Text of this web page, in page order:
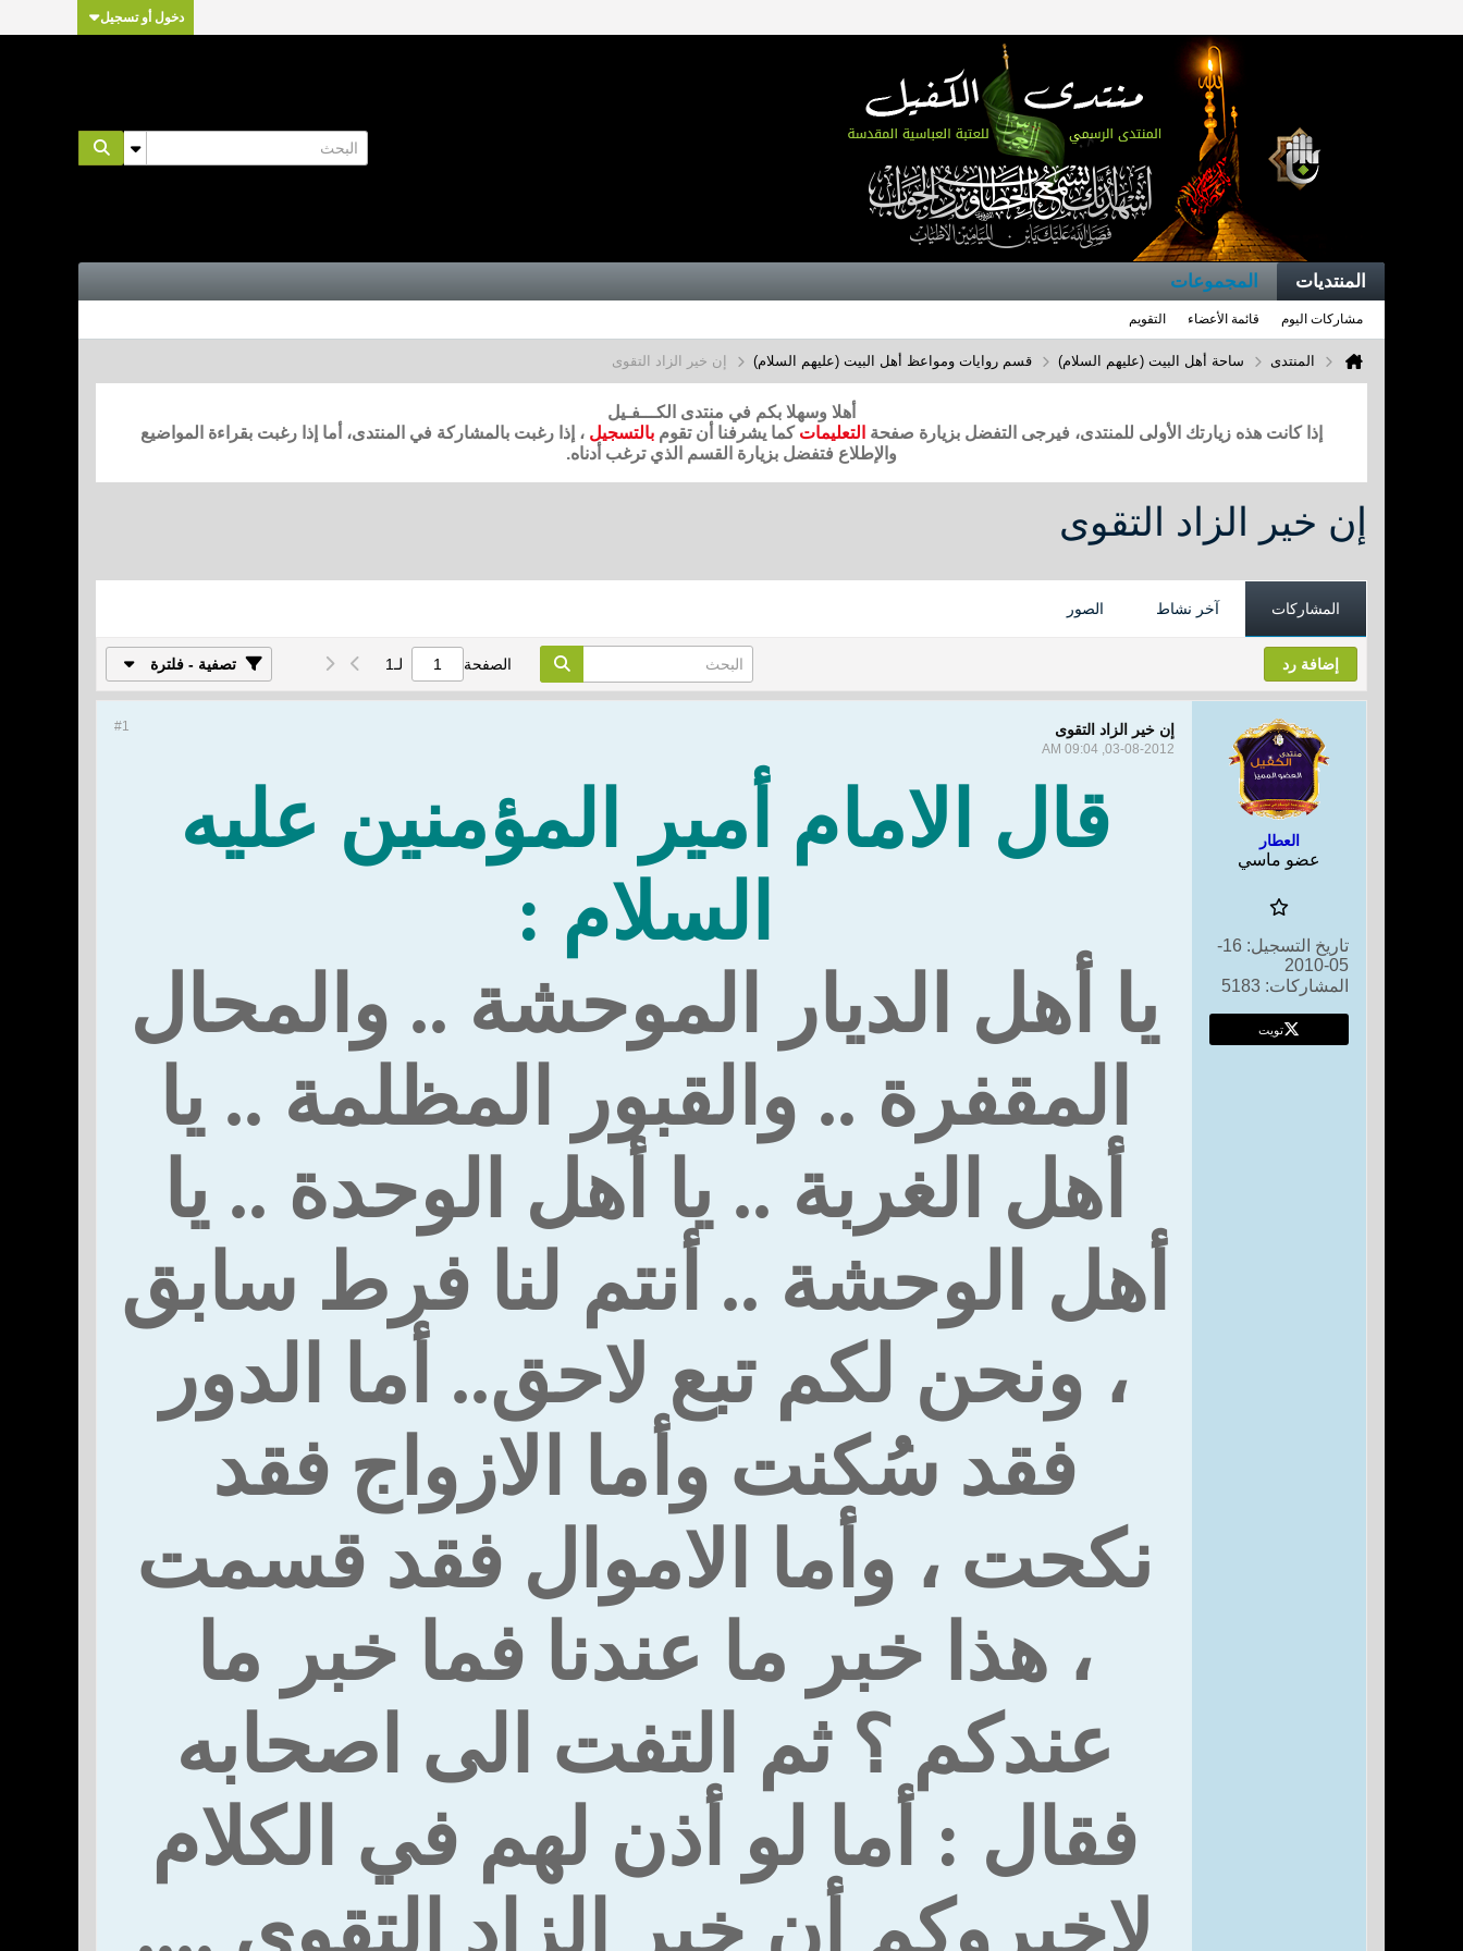
دخول أو تسجيل
المنتديات المجموعات
مشاركات اليوم قائمة الأعضاء التقويم
المنتدى ساحة أهل البيت (عليهم السلام) قسم روايات ومواعظ أهل البيت (عليهم السلام) إن خير الزاد التقوى
أهلا وسهلا بكم في منتدى الكـــفـيل
إذا كانت هذه زيارتك الأولى للمنتدى، فيرجى التفضل بزيارة صفحة التعليمات كما يشرفنا أن تقوم بالتسجيل ، إذا رغبت بالمشاركة في المنتدى، أما إذا رغبت بقراءة المواضيع
والإطلاع فتفضل بزيارة القسم الذي ترغب أدناه.
إن خير الزاد التقوى
المشاركات آخر نشاط الصور
إضافة رد الصفحة لـ1 تصفية - فلترة
العطار
عضو ماسي
تاريخ التسجيل:
16-
05-2010
المشاركات: 5183
تويت
#1 إن خير الزاد التقوى
03-08-2012, 09:04 AM
قال الامام أمير المؤمنين عليه
السلام :
يا أهل الديار الموحشة .. والمحال
المقفرة .. والقبور المظلمة .. يا
أهل الغربة .. يا أهل الوحدة .. يا
أهل الوحشة .. أنتم لنا فرط سابق
، ونحن لكم تبع لاحق.. أما الدور
فقد سُكنت وأما الازواج فقد
نكحت ، وأما الاموال فقد قسمت
، هذا خبر ما عندنا فما خبر ما
عندكم ؟ ثم التفت الى اصحابه
فقال : أما لو أذن لهم في الكلام
لاخبروكم أن خير الزاد التقوى ....